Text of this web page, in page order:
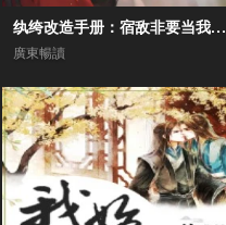
纨绔改造手册：宿敌非要当我的男德班主丨双男主纯爱甜宠霸道反派
廣東暢讀